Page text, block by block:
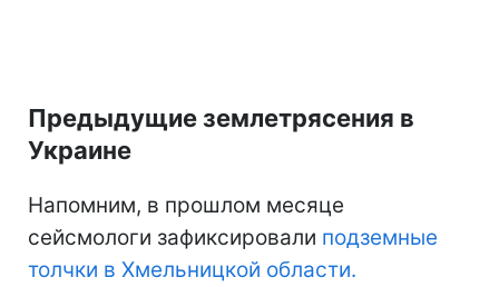
Предыдущие землетрясения в
Украине
Напомним, в прошлом месяце
сейсмологи зафиксировали подземные
толчки в Хмельницкой области.